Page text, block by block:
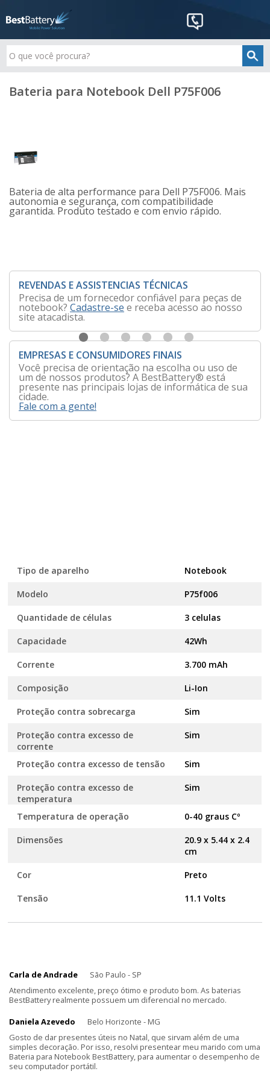
Bateria para Notebook Dell P75F006
Bateria de alta performance para Dell P75F006. Mais
autonomia e segurança, com compatibilidade
garantida. Produto testado e com envio rápido.
REVENDAS E ASSISTENCIAS TÉCNICAS
Precisa de um fornecedor confiável para peças de
notebook? Cadastre-se e receba acesso ao nosso
site atacadista.
EMPRESAS E CONSUMIDORES FINAIS
Você precisa de orientação na escolha ou uso de
um de nossos produtos? A BestBattery® está
presente nas principais lojas de informática de sua
cidade.
Fale com a gente!
Tipo de aparelho Notebook
Modelo P75f006
Quantidade de células 3 celulas
Capacidade 42Wh
Corrente 3.700 mAh
Composição Li-Ion
Proteção contra sobrecarga Sim
Proteção contra excesso de
corrente
Sim
Proteção contra excesso de tensão Sim
Proteção contra excesso de
temperatura
Sim
Temperatura de operação 0-40 graus Cº
Dimensões
20.9 x 5.44 x 2.4
cm
Cor Preto
Tensão 11.1 Volts
Carla de Andrade
São Paulo - SP
Atendimento excelente, preço ótimo e produto bom. As baterias
BestBattery realmente possuem um diferencial no mercado.
Daniela Azevedo
Belo Horizonte - MG
Gosto de dar presentes úteis no Natal, que sirvam além de uma
simples decoração. Por isso, resolvi presentear meu marido com uma
Bateria para Notebook BestBattery, para aumentar o desempenho de
seu computador portátil.